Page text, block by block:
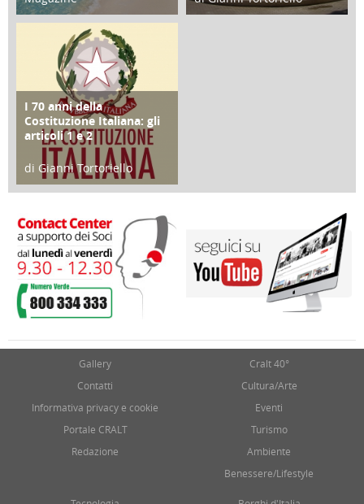
25 Giugno 2016
FOCUS
I 70 anni della
Costituzione Italiana: gli
articoli 1 e 2
di Gianni Tortoriello
17 Marzo 2018
Gallery
Contatti
Informativa privacy e cookie
Portale CRALT
Redazione
Cralt 40°
Cultura/Arte
Eventi
Turismo
Ambiente
Benessere/Lifestyle